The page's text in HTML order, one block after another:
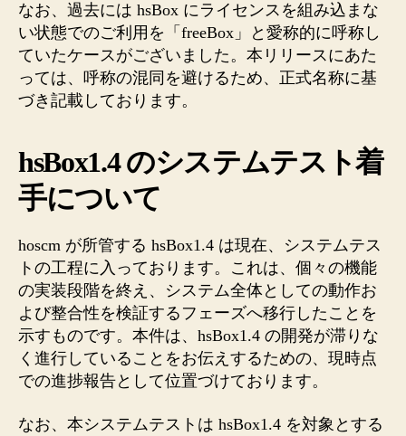
なお、過去には hsBox にライセンスを組み込まな
い状態でのご利用を「freeBox」と愛称的に呼称し
ていたケースがございました。本リリースにあた
っては、呼称の混同を避けるため、正式名称に基
づき記載しております。
hsBox1.4 のシステムテスト着
手について
hoscm が所管する hsBox1.4 は現在、システムテス
トの工程に入っております。これは、個々の機能
の実装段階を終え、システム全体としての動作お
よび整合性を検証するフェーズへ移行したことを
示すものです。本件は、hsBox1.4 の開発が滞りな
く進行していることをお伝えするための、現時点
での進捗報告として位置づけております。
なお、本システムテストは hsBox1.4 を対象とする